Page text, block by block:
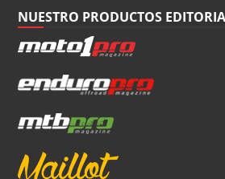
NUESTRO PRODUCTOS